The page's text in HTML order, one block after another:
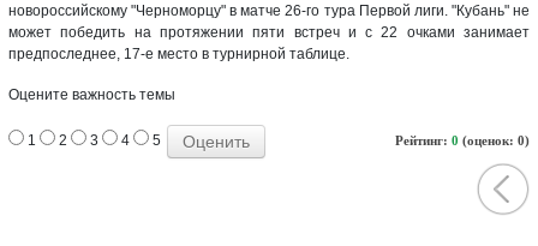
новороссийскому "Черноморцу" в матче 26-го тура Первой лиги. "Кубань" не
может победить на протяжении пяти встреч и с 22 очками занимает
предпоследнее, 17-е место в турнирной таблице.
Оцените важность темы
Рейтинг: 0 (оценок: 0)
1 2 3 4 5